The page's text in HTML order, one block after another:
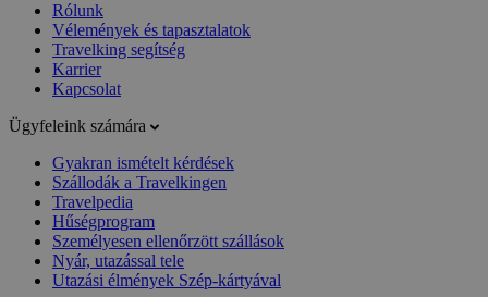
Rólunk
Vélemények és tapasztalatok
Travelking segítség
Karrier
Kapcsolat
Ügyfeleink számára
Gyakran ismételt kérdések
Szállodák a Travelkingen
Travelpedia
Hűségprogram
Személyesen ellenőrzött szállások
Nyár, utazással tele
Utazási élmények Szép-kártyával